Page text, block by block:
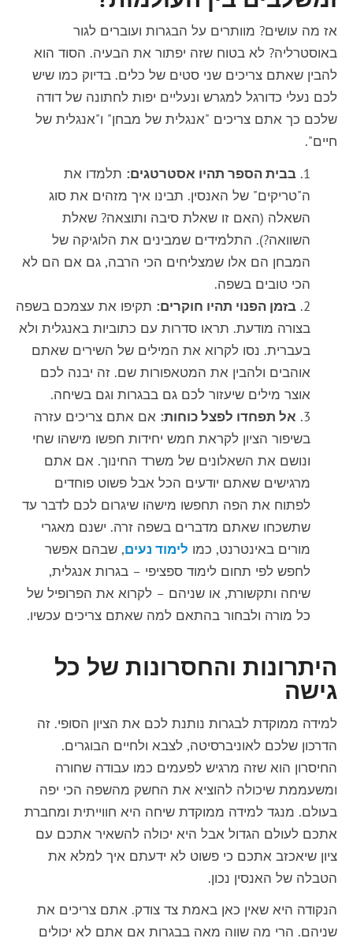
אז מה עושים? מוותרים על הבגרות ועוברים לגור
באוסטרליה? לא בטוח שזה יפתור את הבעיה. הסוד הוא
להבין שאתם צריכים שני סטים של כלים. בדיוק כמו שיש
לכם נעלי כדורגל למגרש ונעליים יפות לחתונה של דודה
שלכם כך אתם צריכים "אנגלית של מבחן" ו"אנגלית של
חיים".
בבית הספר תהיו אסטרטגים:תלמדו את
ה"טריקים" של האנסין. תבינו איך מזהים את סוג
השאלה (האם זו שאלת סיבה ותוצאה? שאלת
השוואה?). התלמידים שמבינים את הלוגיקה של
המבחן הם אלו שמצליחים הכי הרבה, גם אם הם לא
הכי טובים בשפה.
בזמן הפנוי תהיו חוקרים:תקיפו את עצמכם בשפה
בצורה מודעת. תראו סדרות עם כתוביות באנגלית ולא
בעברית. נסו לקרוא את המילים של השירים שאתם
אוהבים ולהבין את המטאפורות שם. זה יבנה לכם
אוצר מילים שיעזור לכם גם בבגרות וגם בשיחה.
אל תפחדו לפצל כוחות:אם אתם צריכים עזרה
בשיפור הציון לקראת חמש יחידות חפשו מישהו שחי
ונושם את השאלונים של משרד החינוך. אם אתם
מרגישים שאתם יודעים הכל אבל פשוט פוחדים
לפתוח את הפה תחפשו מישהו שיגרום לכם לדבר עד
שתשכחו שאתם מדברים בשפה זרה. ישנם מאגרי
מורים באינטרנט, כמו לימוד נעים, שבהם אפשר
לחפש לפי תחום לימוד ספציפי – בגרות אנגלית,
שיחה ותקשורת, או שניהם – לקרוא את הפרופיל של
כל מורה ולבחור בהתאם למה שאתם צריכים עכשיו.
היתרונות והחסרונות של כל
גישה
למידה ממוקדת לבגרות נותנת לכם את הציון הסופי. זה
הדרכון שלכם לאוניברסיטה, לצבא ולחיים הבוגרים.
החיסרון הוא שזה מרגיש לפעמים כמו עבודה שחורה
ומשעממת שיכולה להוציא את החשק מהשפה הכי יפה
בעולם. מנגד למידה ממוקדת שיחה היא חווייתית ומחברת
אתכם לעולם הגדול אבל היא יכולה להשאיר אתכם עם
ציון שיאכזב אתכם כי פשוט לא ידעתם איך למלא את
הטבלה של האנסין נכון.
הנקודה היא שאין כאן באמת צד צודק. אתם צריכים את
שניהם. הרי מה שווה מאה בבגרות אם אתם לא יכולים